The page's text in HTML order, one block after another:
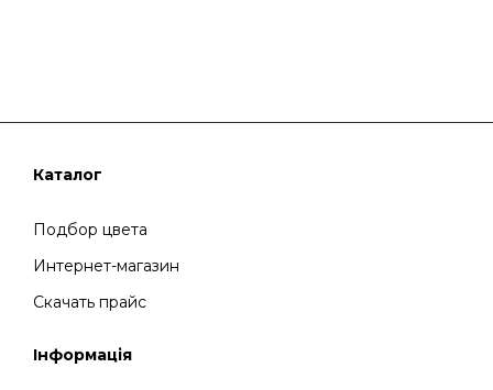
Каталог
Подбор цвета
Интернет-магазин
Скачать прайс
Інформація